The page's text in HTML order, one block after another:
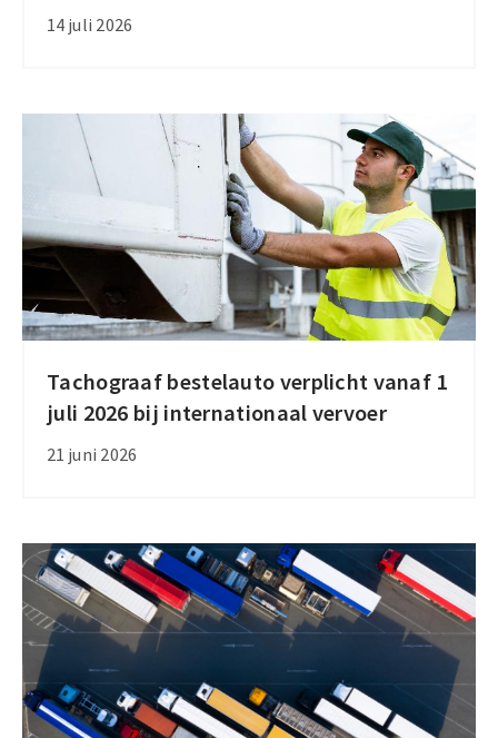
14 juli 2026
in
drukke
zaterdagen
zomer
Tachograaf bestelauto verplicht vanaf 1
juli 2026 bij internationaal vervoer
21 juni 2026
Tachograaf
bestelauto
verplicht
juli
2026
bij
internationaal
vervoer